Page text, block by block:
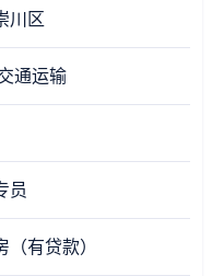
川区
通运输
员
（有贷款）